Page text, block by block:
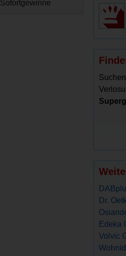
Dr.
Edeka
Volvic
Sofortgewinne